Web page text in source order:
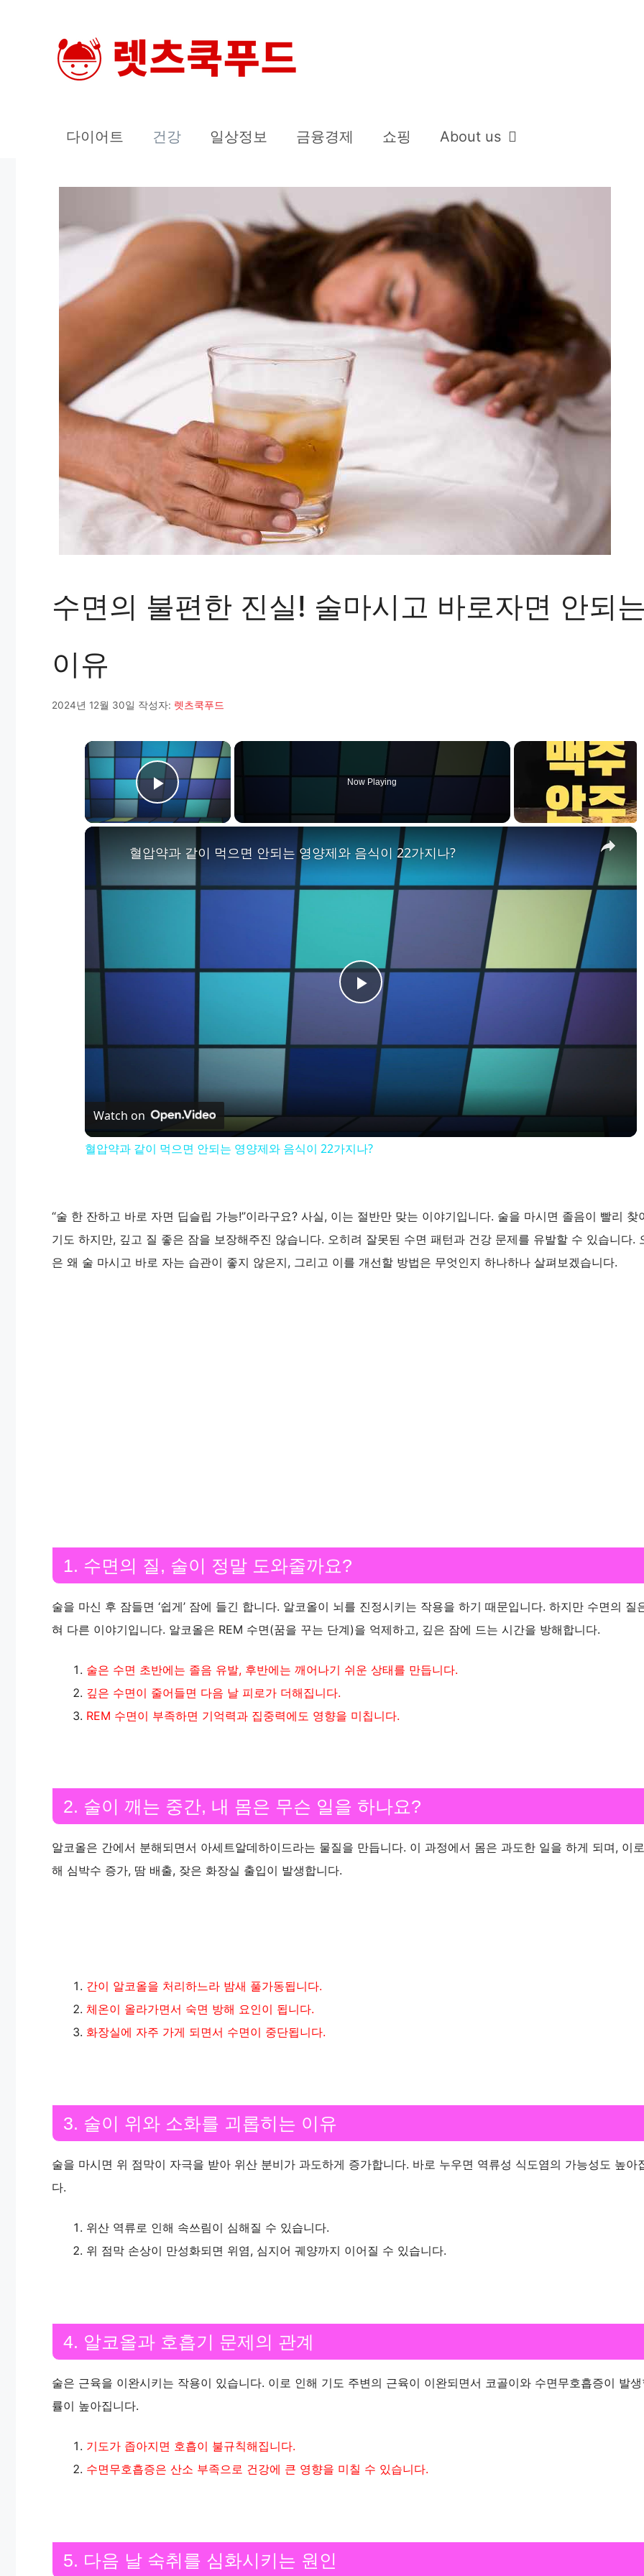
다이어트 건강 일상정보 금융경제 쇼핑 About us
수면의 불편한 진실! 술마시고 바로자면 안되
이유
2024년 12월 30일 작성자: 렛츠쿡푸드
×
Play Video
Now Playing
×
P
l
a
y
i
d
혈압약과 같이 먹으면 안되는 영양제와 음식이 22가지나?
Watch on
혈압약과 같이 먹으면 안되는 영양제와 음식이 22가지나?
“술 한 잔하고 바로 자면 딥슬립 가능!”이라구요? 사실, 이는 절반만 맞는 이야기입니다. 술을 마시면 졸음이 빨리 찾
기도 하지만, 깊고 질 좋은 잠을 보장해주진 않습니다. 오히려 잘못된 수면 패턴과 건강 문제를 유발할 수 있습니다.
은 왜 술 마시고 바로 자는 습관이 좋지 않은지, 그리고 이를 개선할 방법은 무엇인지 하나하나 살펴보겠습니다.
1. 수면의 질, 술이 정말 도와줄까요?
술을 마신 후 잠들면 ‘쉽게’ 잠에 들긴 합니다. 알코올이 뇌를 진정시키는 작용을 하기 때문입니다. 하지만 수면의 질
혀 다른 이야기입니다. 알코올은 REM 수면(꿈을 꾸는 단계)을 억제하고, 깊은 잠에 드는 시간을 방해합니다.
술은 수면 초반에는 졸음 유발, 후반에는 깨어나기 쉬운 상태를 만듭니다.
깊은 수면이 줄어들면 다음 날 피로가 더해집니다.
REM 수면이 부족하면 기억력과 집중력에도 영향을 미칩니다.
2. 술이 깨는 중간, 내 몸은 무슨 일을 하나요?
알코올은 간에서 분해되면서 아세트알데하이드라는 물질을 만듭니다. 이 과정에서 몸은 과도한 일을 하게 되며, 이
해 심박수 증가, 땀 배출, 잦은 화장실 출입이 발생합니다.
간이 알코올을 처리하느라 밤새 풀가동됩니다.
체온이 올라가면서 숙면 방해 요인이 됩니다.
화장실에 자주 가게 되면서 수면이 중단됩니다.
3. 술이 위와 소화를 괴롭히는 이유
술을 마시면 위 점막이 자극을 받아 위산 분비가 과도하게 증가합니다. 바로 누우면 역류성 식도염의 가능성도 높아
다.
위산 역류로 인해 속쓰림이 심해질 수 있습니다.
위 점막 손상이 만성화되면 위염, 심지어 궤양까지 이어질 수 있습니다.
4. 알코올과 호흡기 문제의 관계
술은 근육을 이완시키는 작용이 있습니다. 이로 인해 기도 주변의 근육이 이완되면서 코골이와 수면무호흡증이 발
률이 높아집니다.
기도가 좁아지면 호흡이 불규칙해집니다.
수면무호흡증은 산소 부족으로 건강에 큰 영향을 미칠 수 있습니다.
5. 다음 날 숙취를 심화시키는 원인